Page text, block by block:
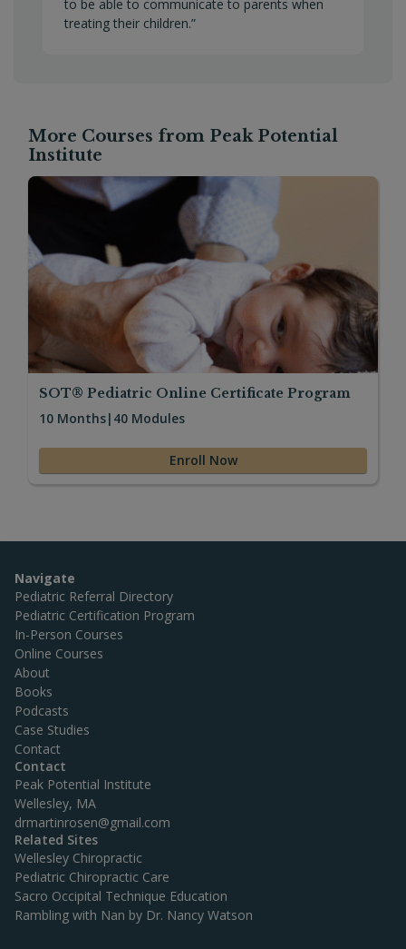
to be able to communicate to parents when
treating their children.”
More Courses from Peak Potential
Institute
SOT® Pediatric Online Certificate Program
10 Months| 40 Modules
Enroll Now
Navigate
Pediatric Referral Directory
Pediatric Certification Program
In-Person Courses
Online Courses
About
Books
Podcasts
Case Studies
Contact
Contact
Peak Potential Institute
Wellesley, MA
drmartinrosen@gmail.com
Related Sites
Wellesley Chiropractic
Pediatric Chiropractic Care
Sacro Occipital Technique Education
Rambling with Nan by Dr. Nancy Watson